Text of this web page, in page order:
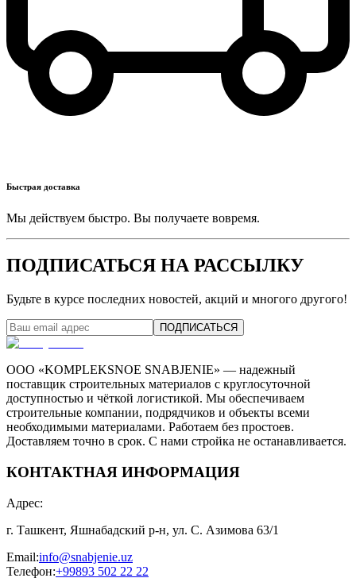
Быстрая доставка
Мы действуем быстро. Вы получаете вовремя.
ПОДПИСАТЬСЯ НА РАССЫЛКУ
Будьте в курсе последних новостей, акций и многого другого!
ПОДПИСАТЬСЯ
ООО «KOMPLEKSNOE SNABJENIE» — надежный
поставщик строительных материалов с круглосуточной
доступностью и чёткой логистикой. Мы обеспечиваем
строительные компании, подрядчиков и объекты всеми
необходимыми материалами. Работаем без простоев.
Доставляем точно в срок. С нами стройка не останавливается.
КОНТАКТНАЯ ИНФОРМАЦИЯ
Адрес:
г. Ташкент, Яшнабадский р-н, ул. С. Азимова 63/1
Email:info@snabjenie.uz
Телефон:+99893 502 22 22